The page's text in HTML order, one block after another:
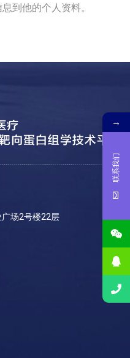
到他的个人资料。
场2号楼22层
→
联系我们